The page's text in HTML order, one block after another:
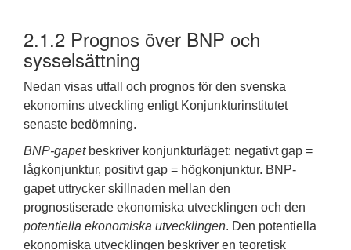
2.1.2 Prognos över BNP och
sysselsättning
Nedan visas utfall och prognos för den svenska
ekonomins utveckling enligt Konjunkturinstitutet
senaste bedömning.
BNP-gapetbeskriver konjunkturläget: negativt gap =
lågkonjunktur, positivt gap = högkonjunktur. BNP-
gapet uttrycker skillnaden mellan den
prognostiserade ekonomiska utvecklingen och den
potentiella ekonomiska utvecklingen. Den potentiella
ekonomiska utvecklingen beskriver en teoretisk